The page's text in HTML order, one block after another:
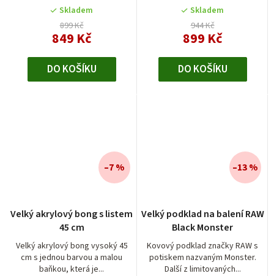
Skladem
899 Kč
849 Kč
DO KOŠÍKU
Skladem
944 Kč
899 Kč
DO KOŠÍKU
Velký akrylový bong s listem
45 cm
Velký akrylový bong vysoký 45
cm s jednou barvou a malou
baňkou, která je...
–7 %
Velký podklad na balení RAW
Black Monster
Kovový podklad značky RAW s
potiskem nazvaným Monster.
Další z limitovaných...
–13 %